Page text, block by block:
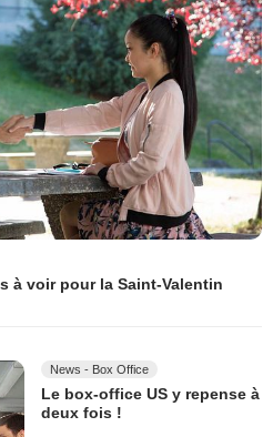
à voir pour la Saint-Valentin
News - Box Office
Le box-office US y repense à
deux fois !